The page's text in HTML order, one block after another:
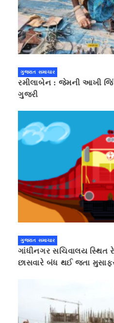
ગુજરાત સમાચાર
રમીલાબેન : જેમની આખી
ગુજરી
ગુજરાત સમાચાર
ગાંધીનગર સચિવાલય સ્થિત
છાસવારે બંધ થઈ જતા